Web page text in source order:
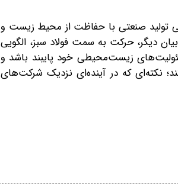
تولید صنعتی با حفاظت از محیط‌ زیست و
دیگر، حرکت به سمت فولاد سبز، الگویی
زیست‌محیطی خود پایبند باشد و
نکته‌ای که در آینده‌ای نزدیک شرکت‌های